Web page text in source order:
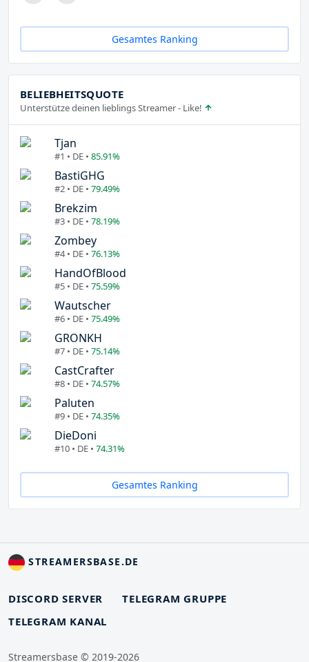
Gesamtes Ranking
BELIEBHEITSQUOTE
Unterstütze deinen lieblings Streamer - Like!
Tjan
#1 • DE • 85.91%
BastiGHG
#2 • DE • 79.49%
Brekzim
#3 • DE • 78.19%
Zombey
#4 • DE • 76.13%
HandOfBlood
#5 • DE • 75.59%
Wautscher
#6 • DE • 75.49%
GRONKH
#7 • DE • 75.14%
CastCrafter
#8 • DE • 74.57%
Paluten
#9 • DE • 74.35%
DieDoni
#10 • DE • 74.31%
Gesamtes Ranking
STREAMERSBASE.DE
DISCORD SERVER
TELEGRAM GRUPPE
TELEGRAM KANAL
Streamersbase © 2019-2026